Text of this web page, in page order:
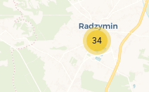
34